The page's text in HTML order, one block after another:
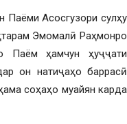
Паёми Асосгузори сулҳу
Эмомалӣ Раҳмонро
Паём ҳамчун ҳуҷҷати
он натиҷаҳо баррасӣ
соҳаҳо муайян карда